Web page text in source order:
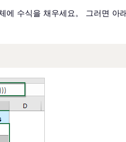
수식을 채우세요。 그러면 아